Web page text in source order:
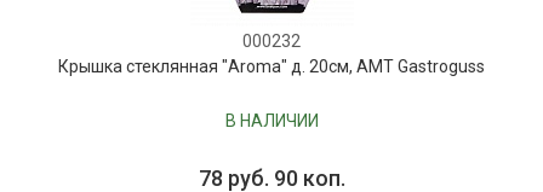
000232
Крышка стеклянная "Aroma" д. 20см, AMT Gastroguss
В НАЛИЧИИ
78 руб. 90 коп.